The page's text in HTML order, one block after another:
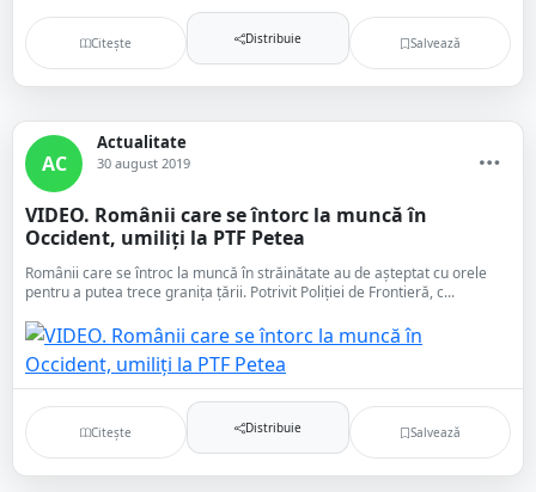
Citește Distribuie Salvează
AC
Actualitate
30 august 2019
VIDEO. Românii care se întorc la muncă în
Occident, umiliți la PTF Petea
Românii care se întroc la muncă în străinătate au de așteptat cu orele
pentru a putea trece granița țării. Potrivit Poliției de Frontieră, c...
Citește Distribuie Salvează